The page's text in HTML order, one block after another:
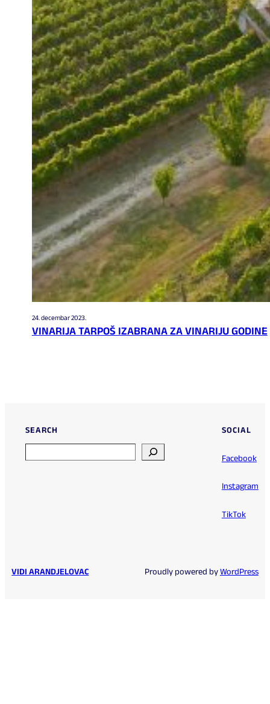
24. decembar 2023.
VINARIJA TARPOŠ IZABRANA ZA VINARIJU GODINE
SEARCH
SOCIAL
Facebook
Instagram
TikTok
VIDI ARANDJELOVAC Proudly powered byWordPress